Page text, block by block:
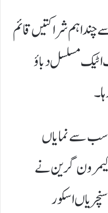
چند اہم شراکتیں قائم
اٹیک مسلسل دباؤ
سب سے نمایاں
گرین نے
اسکور